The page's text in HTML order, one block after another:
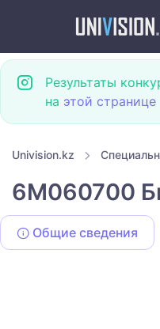
Результаты
на этой странице
Univision.kz
6M060700
Общие сведения